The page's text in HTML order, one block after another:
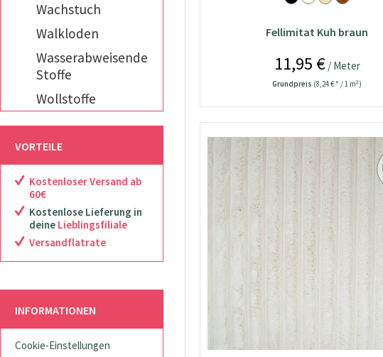
Wachstuch
Walkloden
Wasserabweisende
Stoffe
Wollstoffe
VORTEILE
Kostenloser Versand ab
60€
Kostenlose Lieferung in
deine Lieblingsfiliale
Versandflatrate
INFORMATIONEN
Cookie-Einstellungen
Fellimitat Kuh braun
11,95 €/ Meter
Grundpreis (8,24 € * / 1 m²)